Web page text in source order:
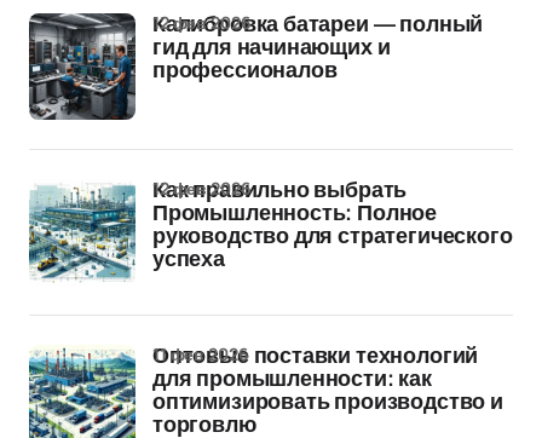
Калибровка батареи — полный
гид для начинающих и
профессионалов
12 фев 2026
Как правильно выбрать
Промышленность: Полное
руководство для стратегического
успеха
12 фев 2026
Оптовые поставки технологий
для промышленности: как
оптимизировать производство и
торговлю
11 фев 2026